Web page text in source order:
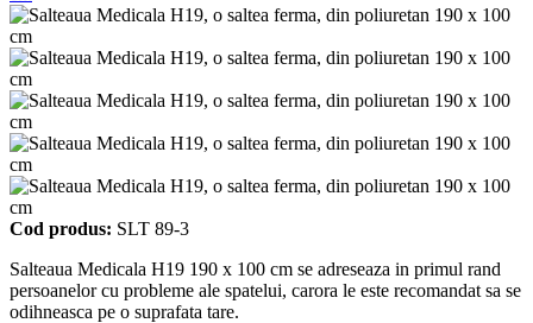
Cod produs: SLT 89-3
Salteaua Medicala H19 190 x 100 cm se adreseaza in primul rand
persoanelor cu probleme ale spatelui, carora le este recomandat sa se
odihneasca pe o suprafata tare.